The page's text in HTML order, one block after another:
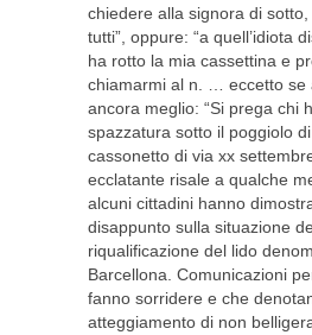
chiedere alla signora di
tutti”, oppure: “a quell’idiota
ha rotto la mia cassettina e
chiamarmi al n. … eccetto se
ancora meglio: “Si prega chi
spazzatura sotto il poggiolo
cassonetto di via xx
ecclatante risale a qualche
alcuni cittadini hanno
disappunto sulla situazione
riqualificazione del lido
Barcellona. Comunicazioni
fanno sorridere e che
atteggiamento di non